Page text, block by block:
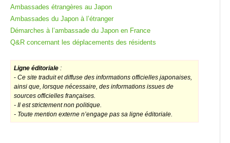
Ambassades étrangères au Japon
Ambassades du Japon à l’étranger
Démarches à l’ambassade du Japon en France
Q&R concernant les déplacements des résidents
Ligne éditoriale :
- Ce site traduit et diffuse des informations officielles japonaises,
ainsi que, lorsque nécessaire, des informations issues de
sources officielles françaises.
- Il est strictement non politique.
- Toute mention externe n’engage pas sa ligne éditoriale.